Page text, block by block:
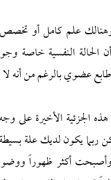
وهنالك علم كامل أو
النفسية خاصة
عضوي بالرغم من
الجزئية الأخيرة
يكون لديك علة
أكثر ظهوراً